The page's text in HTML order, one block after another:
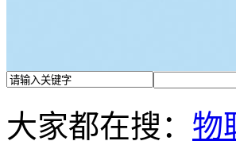
大家都在搜： 物